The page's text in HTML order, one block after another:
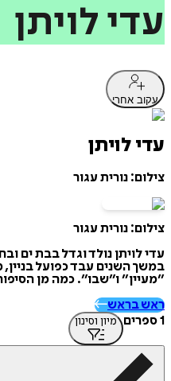
עדי לויתן
עקוב אחרי
עדי לויתן
צילום: נורית עגור
צילום: נורית עגור
עדי לויתן נולד וגדל בבת ים
במשך השנים עבד כפועל בניין,
״מעיין״ ו״שבו״. כמה מן
ראש בראש
1 ספרים
מיון וסינון